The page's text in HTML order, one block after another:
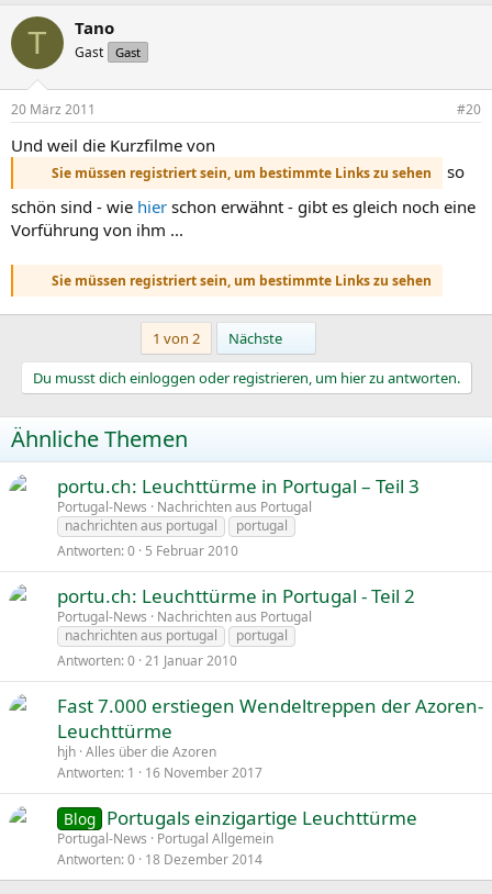
T Tano
Gast Gast
20 März 2011 #20
Und weil die Kurzfilme von
Sie müssen registriert sein, um bestimmte Links zu sehen
so
schön sind - wie hier schon erwähnt - gibt es gleich noch eine
Vorführung von ihm ...
Sie müssen registriert sein, um bestimmte Links zu sehen
1 von 2 Nächste
Du musst dich einloggen oder registrieren, um hier zu antworten.
Ähnliche Themen
portu.ch: Leuchttürme in Portugal – Teil 3
Portugal-News
Nachrichten aus Portugal
nachrichten aus portugal
portugal
Antworten 0 5 Februar 2010
portu.ch: Leuchttürme in Portugal - Teil 2
Portugal-News
Nachrichten aus Portugal
nachrichten aus portugal
portugal
Antworten 0 21 Januar 2010
Fast 7.000 erstiegen Wendeltreppen der Azoren-
Leuchttürme
hjh Alles über die Azoren
Antworten 1 16 November 2017
Blog Portugals einzigartige Leuchttürme
Portugal-News
Portugal Allgemein
Antworten 0 18 Dezember 2014